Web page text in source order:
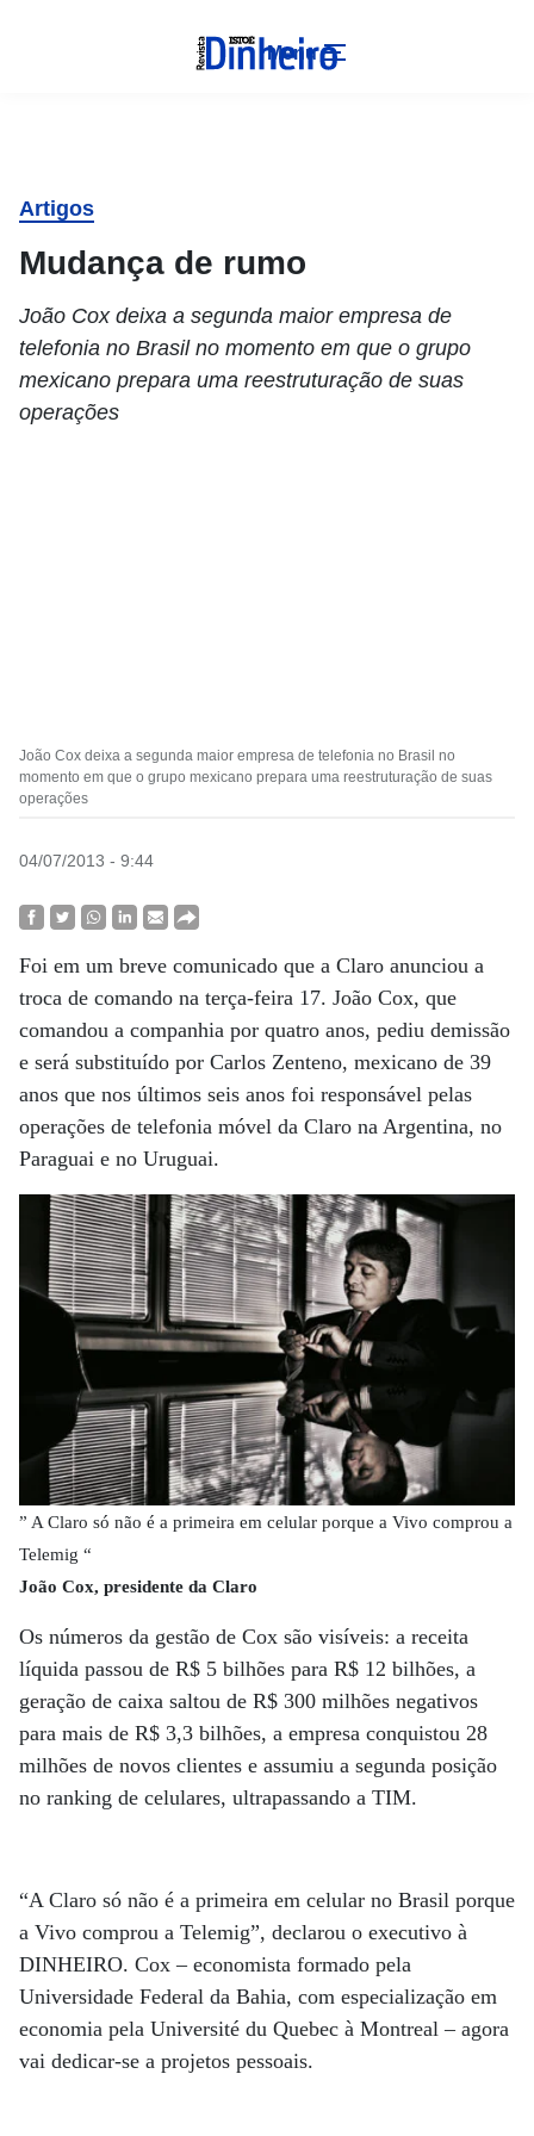
Menu
Artigos
Mudança de rumo
João Cox deixa a segunda maior empresa de
telefonia no Brasil no momento em que o grupo
mexicano prepara uma reestruturação de suas
operações
João Cox deixa a segunda maior empresa de telefonia no Brasil no
momento em que o grupo mexicano prepara uma reestruturação de suas
operações
04/07/2013 - 9:44
Foi em um breve comunicado que a Claro anunciou a
troca de comando na terça-feira 17. João Cox, que
comandou a companhia por quatro anos, pediu demissão
e será substituído por Carlos Zenteno, mexicano de 39
anos que nos últimos seis anos foi responsável pelas
operações de telefonia móvel da Claro na Argentina, no
Paraguai e no Uruguai.
” A Claro só não é a primeira em celular porque a Vivo comprou a
Telemig “
João Cox, presidente da Claro
Os números da gestão de Cox são visíveis: a receita
líquida passou de R$ 5 bilhões para R$ 12 bilhões, a
geração de caixa saltou de R$ 300 milhões negativos
para mais de R$ 3,3 bilhões, a empresa conquistou 28
milhões de novos clientes e assumiu a segunda posição
no ranking de celulares, ultrapassando a TIM.
“A Claro só não é a primeira em celular no Brasil porque
a Vivo comprou a Telemig”, declarou o executivo à
DINHEIRO. Cox – economista formado pela
Universidade Federal da Bahia, com especialização em
economia pela Université du Quebec à Montreal – agora
vai dedicar-se a projetos pessoais.